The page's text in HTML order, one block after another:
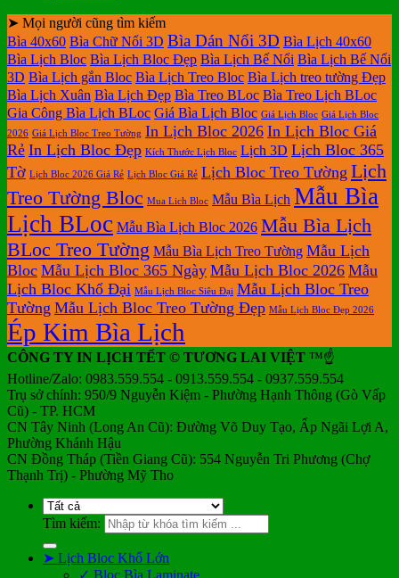
➤ Mọi người cũng tìm kiếm
Bìa 40x60 Bìa Chữ Nổi 3D Bìa Dán Nổi 3D Bìa Lịch 40x60
Bìa Lịch Bloc Bìa Lịch Bloc Đẹp Bìa Lịch Bế Nổi Bìa Lịch Bế Nổi
3D Bìa Lịch gắn Bloc Bìa Lịch Treo Bloc Bìa Lịch treo tường Đẹp
Bìa Lịch Xuân Bìa Lịch Đẹp Bìa Treo BLoc Bìa Treo Lịch BLoc
Gia Công Bìa Lịch BLoc Giá Bìa Lịch Bloc Giá Lịch Bloc Giá Lịch Bloc
2026 Giá Lịch Bloc Treo Tường In Lịch Bloc 2026 In Lịch Bloc Giá
Rẻ In Lịch Bloc Đẹp Kích Thước Lịch Bloc Lịch 3D Lịch Bloc 365
Tờ Lịch Bloc 2026 Giá Rẻ Lịch Bloc Giá Rẻ Lịch Bloc Treo Tường Lịch
Treo Tường Bloc Mua Lich Bloc Mẫu Bìa Lịch Mẫu Bìa
Lịch BLoc Mẫu Bìa Lịch Bloc 2026 Mẫu Bìa Lịch
BLoc Treo Tường Mẫu Bìa Lịch Treo Tường Mẫu Lịch
Bloc Mẫu Lịch Bloc 365 Ngày Mẫu Lịch Bloc 2026 Mẫu
Lịch Bloc Khổ Đại Mẫu Lịch Bloc Siêu Đại Mẫu Lịch Bloc Treo
Tường Mẫu Lịch Bloc Treo Tường Đẹp Mẫu Lịch Bloc Đẹp 2026
Ép Kim Bìa Lịch
CÔNG TY IN LỊCH TẾT © TƯƠNG LAI VIỆT ™☝️
Hotline/Zalo: 0983.559.554 - 0913.559.554 - 0937.559.554
Trụ sở chính: 950/9 Nguyễn Kiệm - Phường Hạnh Thông (Gò Vấp
Cũ) - TP. HCM
CN Tây Ninh (Long An Cũ): Đường Võ Duy Tạo, Ấp Ngãi Lợi A,
Phường Khánh Hậu
CN Đồng Tháp (Tiền Giang Cũ): 554 Nguyễn Tri Phương (Chợ
Thạnh Trị) - Phường Mỹ Tho
Tìm kiếm:
➤ Lịch Bloc Khổ Lớn
✓ Bloc Bìa Laminate